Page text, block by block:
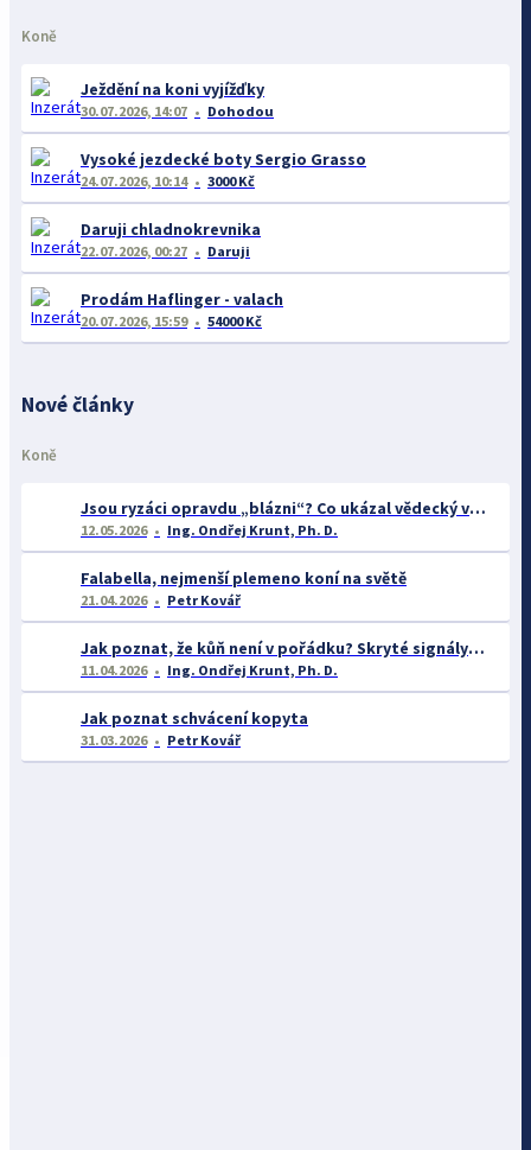
Koně
Ježdění na koni vyjížďky
30.07.2026, 14:07 Dohodou
Vysoké jezdecké boty Sergio Grasso
24.07.2026, 10:14 3000 Kč
Daruji chladnokrevnika
22.07.2026, 00:27 Daruji
Prodám Haflinger - valach
20.07.2026, 15:59 54000 Kč
Nové články
Koně
Jsou ryzáci opravdu „blázni“? Co ukázal vědecký výzkum o barvě srsti a chování koní
12.05.2026 Ing. Ondřej Krunt, Ph. D.
Falabella, nejmenší plemeno koní na světě
21.04.2026 Petr Kovář
Jak poznat, že kůň není v pořádku? Skryté signály zdravotních problémů v chovu koní
11.04.2026 Ing. Ondřej Krunt, Ph. D.
Jak poznat schvácení kopyta
31.03.2026 Petr Kovář